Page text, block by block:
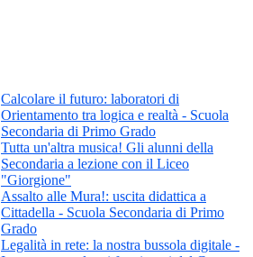
Calcolare il futuro: laboratori di
Orientamento tra logica e realtà - Scuola
Secondaria di Primo Grado
Tutta un'altra musica! Gli alunni della
Secondaria a lezione con il Liceo
"Giorgione"
Assalto alle Mura!: uscita didattica a
Cittadella - Scuola Secondaria di Primo
Grado
Legalità in rete: la nostra bussola digitale -